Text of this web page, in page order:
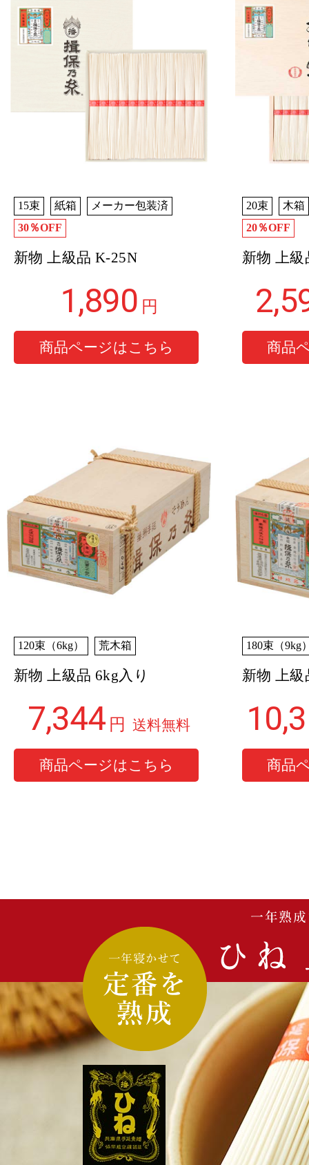
15束 紙箱
メーカー包装済
30％OFF
新物 上級品 K-25N
1,890 円
20束
木箱
20％OFF
新物 上級
120束（6kg） 荒木箱
新物 上級品 6kg入り
7,344 円
180束（9kg
新物 上